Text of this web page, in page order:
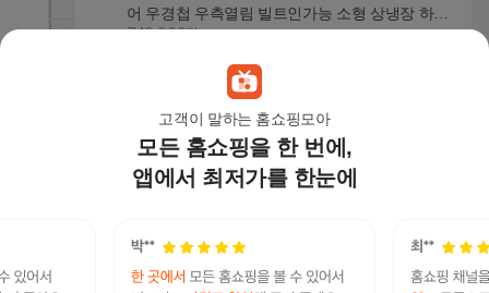
고객이 말하는 홈쇼핑모아
모든 홈쇼핑을 한 번에,
앱에서 최저가를 한눈에
어 우경첩 우측열림 빌트인가능 소형 상냉장 하냉
749,000원
[삼성설치] 258L 콤비 냉장고 RL2640ZBBEC 2도
어 좌경첩 좌측열림 빌트인가능 소형 상냉장 하냉
동
749,000원